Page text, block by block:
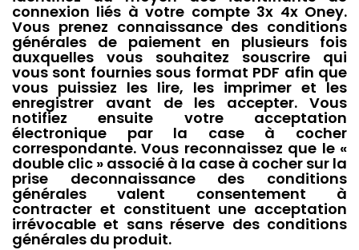
connexion liés à votre compte 3x 4x Oney.
Vous prenez connaissance des conditions
générales de paiement en plusieurs fois
auxquelles vous souhaitez souscrire qui
vous sont fournies sous format PDF afin que
vous puissiez les lire, les imprimer et les
enregistrer avant de les accepter. Vous
notifiez ensuite votre acceptation
électronique par la case à cocher
correspondante. Vous reconnaissez que le «
double clic » associé à la case à cocher sur la
prise deconnaissance des conditions
générales valent consentement à
contracter et constituent une acceptation
irrévocable et sans réserve des conditions
générales du produit.